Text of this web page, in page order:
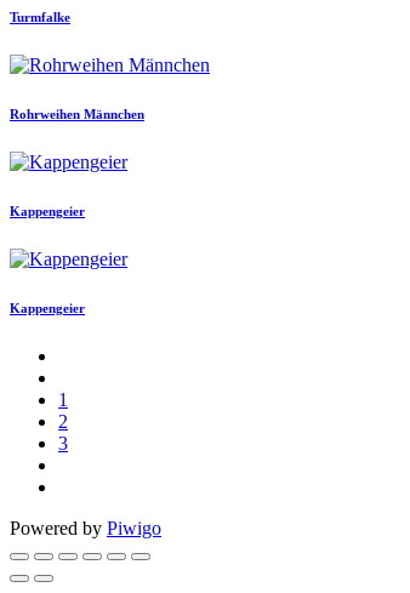
Turmfalke
Rohrweihen Männchen
Kappengeier
Kappengeier
1
2
3
Powered by Piwigo